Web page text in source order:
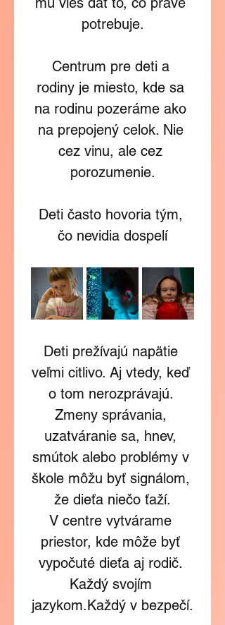
potrebuje.
Centrum pre deti a
rodiny je miesto, kde sa
na rodinu pozeráme ako
na prepojený celok. Nie
cez vinu, ale cez
porozumenie.
Deti často hovoria tým,
čo nevidia dospelí
Deti prežívajú napätie
veľmi citlivo. Aj vtedy, keď
o tom nerozprávajú.
Zmeny správania,
uzatváranie sa, hnev,
smútok alebo problémy v
škole môžu byť signálom,
že dieťa niečo ťaží.
V centre vytvárame
priestor, kde môže byť
vypočuté dieťa aj rodič.
Každý svojím
jazykom.Každý v bezpečí.